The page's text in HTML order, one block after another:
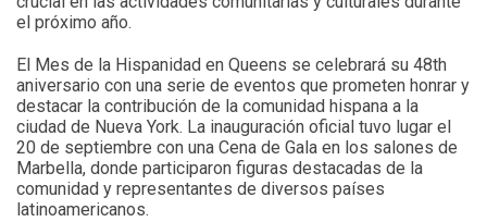
el próximo año.
El Mes de la Hispanidad en Queens se celebrará su 48th
aniversario con una serie de eventos que prometen honrar y
destacar la contribución de la comunidad hispana a la
ciudad de Nueva York. La inauguración oficial tuvo lugar el
20 de septiembre con una Cena de Gala en los salones de
Marbella, donde participaron figuras destacadas de la
comunidad y representantes de diversos países
latinoamericanos.